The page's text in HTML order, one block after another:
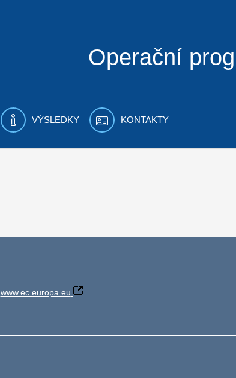
Operační
VÝSLEDKY KONTAKTY
www.ec.europa.eu